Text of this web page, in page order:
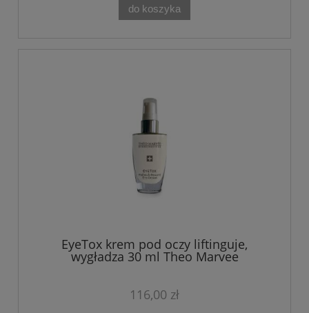
do koszyka
EyeTox krem pod oczy liftinguje,
wygładza 30 ml Theo Marvee
116,00 zł